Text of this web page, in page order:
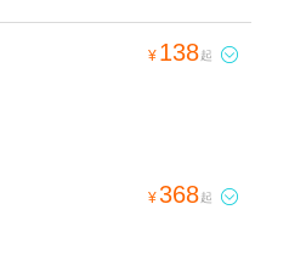
¥ 138起 
¥368起 